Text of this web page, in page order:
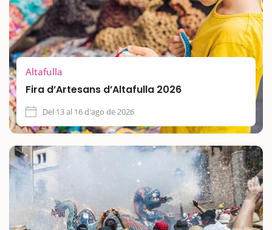
Altafulla
Fira d’Artesans d’Altafulla 2026
Del 13 al 16 d'ago de 2026